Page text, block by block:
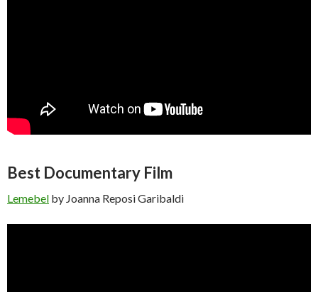
Best Documentary Film
Lemebel by Joanna Reposi Garibaldi